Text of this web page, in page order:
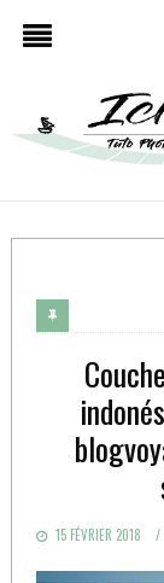
POSTED
15 FÉVRIER 2018